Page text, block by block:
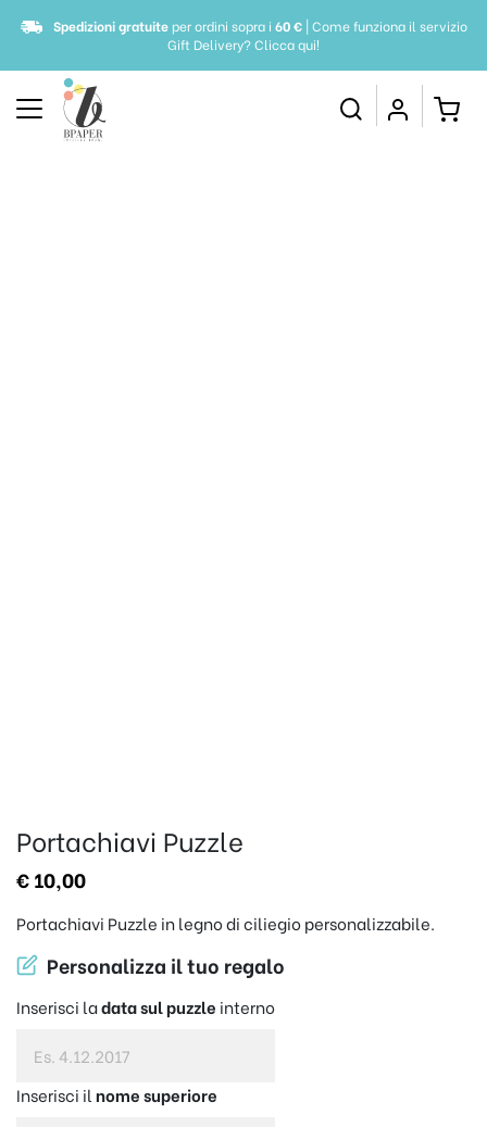
Spedizioni gratuiteper ordini sopra i 60 €| Come funziona il servizio
Gift Delivery?Clicca qui!
Portachiavi Puzzle
€10,00
Portachiavi Puzzle in legno di ciliegio personalizzabile.
Personalizza il tuo regalo
Inserisci ladata sul puzzle interno
Inserisci il nome superiore